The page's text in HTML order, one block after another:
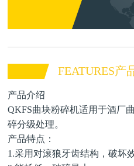
FEATURES产
产品介绍
QKFS曲块粉碎机适用于酒厂
碎分级处理。
产品特点：
1.采用对滚狼牙齿结构，破坏